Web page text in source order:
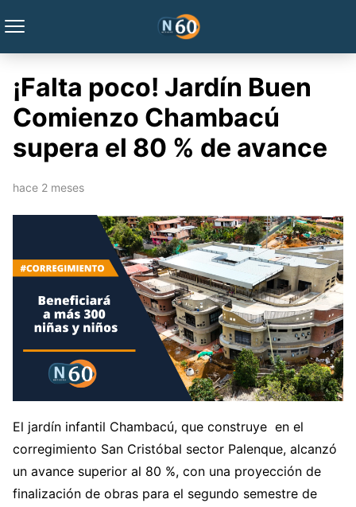
¡Falta poco! Jardín Buen
Comienzo Chambacú
supera el 80 % de avance
hace 2 meses
El jardín infantil Chambacú, que construye en el
corregimiento San Cristóbal sector Palenque, alcanzó
un avance superior al 80 %, con una proyección de
finalización de obras para el segundo semestre de